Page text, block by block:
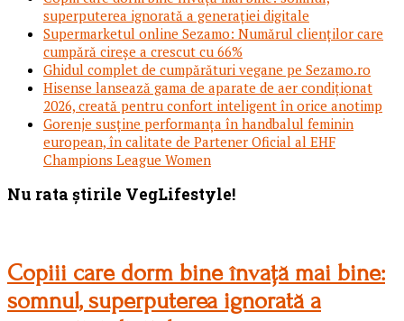
superputerea ignorată a generației digitale
Supermarketul online Sezamo: Numărul clienților care
cumpără cireșe a crescut cu 66%
Ghidul complet de cumpărături vegane pe Sezamo.ro
Hisense lansează gama de aparate de aer condiționat
2026, creată pentru confort inteligent în orice anotimp
Gorenje susține performanța în handbalul feminin
european, în calitate de Partener Oficial al EHF
Champions League Women
Footer
Nu rata știrile VegLifestyle!
Copiii care dorm bine învață mai bine:
somnul, superputerea ignorată a